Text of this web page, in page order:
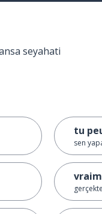
seyahati
tu
sen